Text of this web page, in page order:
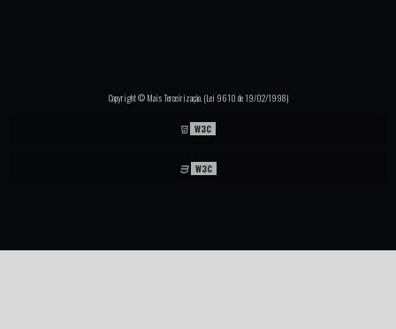
Copyright © Mais Terceirização. (Lei 9610 de 19/02/1998)
W3C
W3C